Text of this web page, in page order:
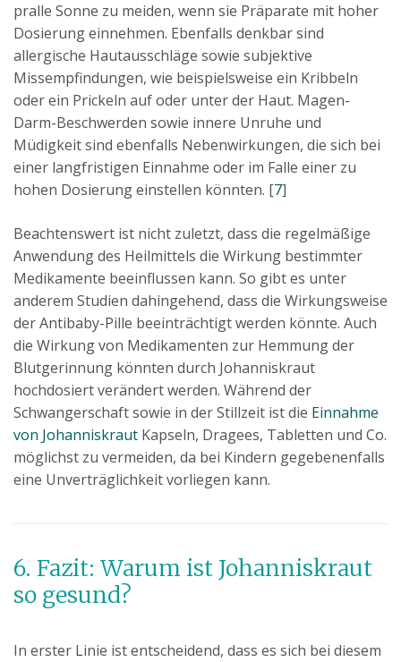
pralle Sonne zu meiden, wenn sie Präparate mit hoher
Dosierung einnehmen. Ebenfalls denkbar sind
allergische Hautausschläge sowie subjektive
Missempfindungen, wie beispielsweise ein Kribbeln
oder ein Prickeln auf oder unter der Haut. Magen-
Darm-Beschwerden sowie innere Unruhe und
Müdigkeit sind ebenfalls Nebenwirkungen, die sich bei
einer langfristigen Einnahme oder im Falle einer zu
hohen Dosierung einstellen könnten. [7]
Beachtenswert ist nicht zuletzt, dass die regelmäßige
Anwendung des Heilmittels die Wirkung bestimmter
Medikamente beeinflussen kann. So gibt es unter
anderem Studien dahingehend, dass die Wirkungsweise
der Antibaby-Pille beeinträchtigt werden könnte. Auch
die Wirkung von Medikamenten zur Hemmung der
Blutgerinnung könnten durch Johanniskraut
hochdosiert verändert werden. Während der
Schwangerschaft sowie in der Stillzeit ist die Einnahme
von Johanniskraut Kapseln, Dragees, Tabletten und Co.
möglichst zu vermeiden, da bei Kindern gegebenenfalls
eine Unverträglichkeit vorliegen kann.
6. Fazit: Warum ist Johanniskraut
so gesund?
In erster Linie ist entscheidend, dass es sich bei diesem